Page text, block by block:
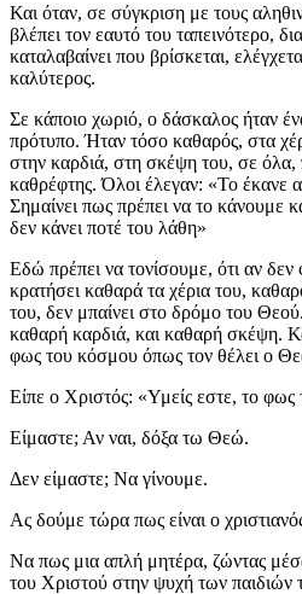
Και όταν, σε σύγκριση με τους
βλέπει τον εαυτό του ταπεινότερο,
καταλαβαίνει που βρίσκεται,
καλύτερος.
Σε κάποιο χωριό, ο δάσκαλος ήταν
πρότυπο. Ήταν τόσο καθαρός, στα
στην καρδιά, στη σκέψη του, σε όλα,
καθρέφτης. Όλοι έλεγαν: «Το
Σημαίνει πως πρέπει να το κάνουμε
δεν κάνει ποτέ του λάθη»
Εδώ πρέπει να τονίσουμε, ότι αν
κρατήσει καθαρά τα χέρια του,
του, δεν μπαίνει στο δρόμο του
καθαρή καρδιά, και καθαρή σκέψη.
φως του κόσμου όπως τον θέλει ο
Είπε ο Χριστός: «Υμείς εστε, το
Είμαστε; Αν ναι, δόξα τω Θεώ.
Δεν είμαστε; Να γίνουμε.
Ας δούμε τώρα πως είναι ο
Να πως μια απλή μητέρα, ζώντας μέσα
του Χριστού στην ψυχή των παιδιών